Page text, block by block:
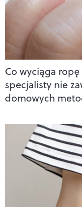
Co wyciąga
specjalisty nie
domowych